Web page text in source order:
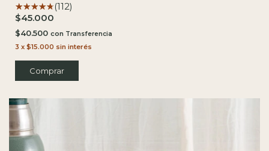
(112)
$45.000
$40.500 con
3 x $15.000 sin interés